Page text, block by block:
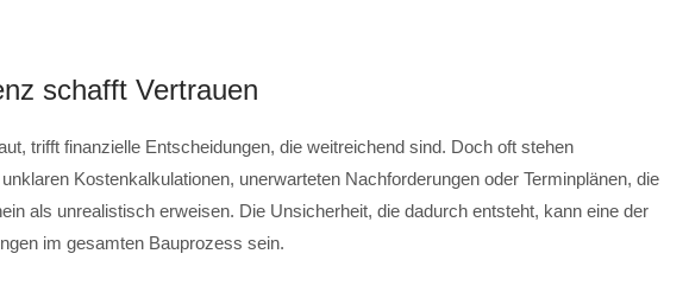
schafft Vertrauen
trifft finanzielle Entscheidungen, die weitreichend sind. Doch oft stehen
Kostenkalkulationen, unerwarteten Nachforderungen oder Terminplänen, die
als unrealistisch erweisen. Die Unsicherheit, die dadurch entsteht, kann eine der
im gesamten Bauprozess sein.